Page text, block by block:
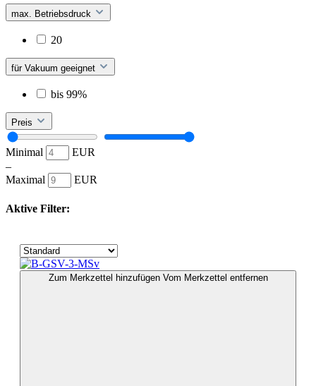
max. Betriebsdruck
20
für Vakuum geeignet
bis 99%
Preis
Minimal
EUR
–
Maximal
EUR
Aktive Filter:
Zum Merkzettel hinzufügen Vom Merkzettel entfernen